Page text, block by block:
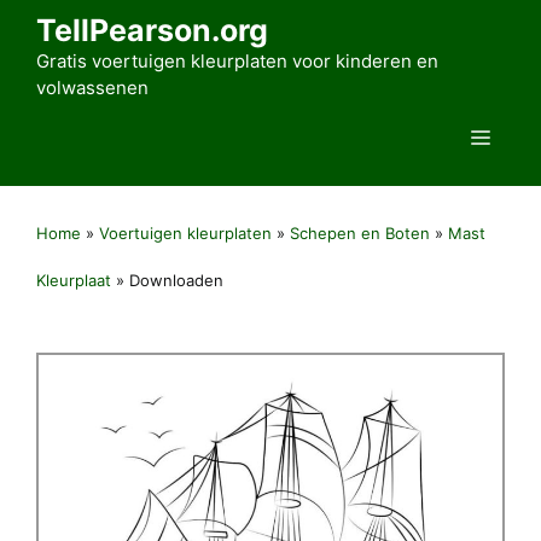
TellPearson.org
Gratis voertuigen kleurplaten voor kinderen en
volwassenen
Menu
Home » Voertuigen kleurplaten » Schepen en Boten » Mast
Kleurplaat » Downloaden